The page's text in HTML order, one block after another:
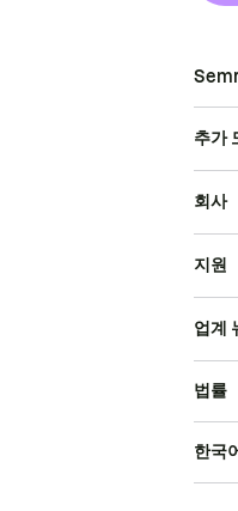
추가
회사
지원
업계
법률
한국